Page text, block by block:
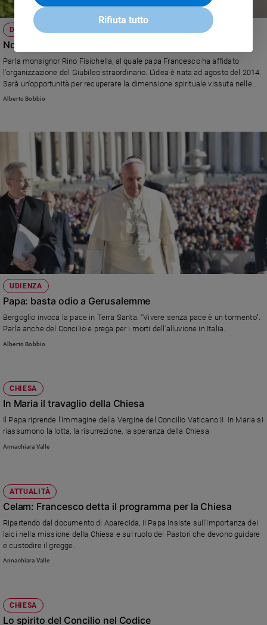
DOSSIER
Non grandi raduni, ma autentico spirito evangelico
Parla monsignor Rino Fisichella, al quale papa Francesco ha affidato
l'organizzazione del Giubileo straordinario. L'idea è nata ad agosto del 2014.
Sarà un'opportunità per recuperare la dimensione spirituale vissuta nelle
Chiese locali e nelle parrocchie (foto Reuters).
Alberto Bobbio
UDIENZA
Papa: basta odio a Gerusalemme
Bergoglio invoca la pace in Terra Santa: "Vivere senza pace è un tormento".
Parla anche del Concilio e prega per i morti dell'alluvione in Italia.
Alberto Bobbio
CHIESA
In Maria il travaglio della Chiesa
Il Papa riprende l'immagine della Vergine del Concilio Vaticano II. In Maria si
riassumono la lotta, la risurrezione, la speranza della Chiesa
Annachiara Valle
ATTUALITÀ
Celam: Francesco detta il programma per la Chiesa
Ripartendo dal documento di Aparecida, il Papa insiste sull'importanza dei
laici nella missione della Chiesa e sul ruolo dei Pastori che devono guidare
e custodire il gregge.
Annachiara Valle
CHIESA
Lo spirito del Concilio nel Codice
Rifiuta tutto